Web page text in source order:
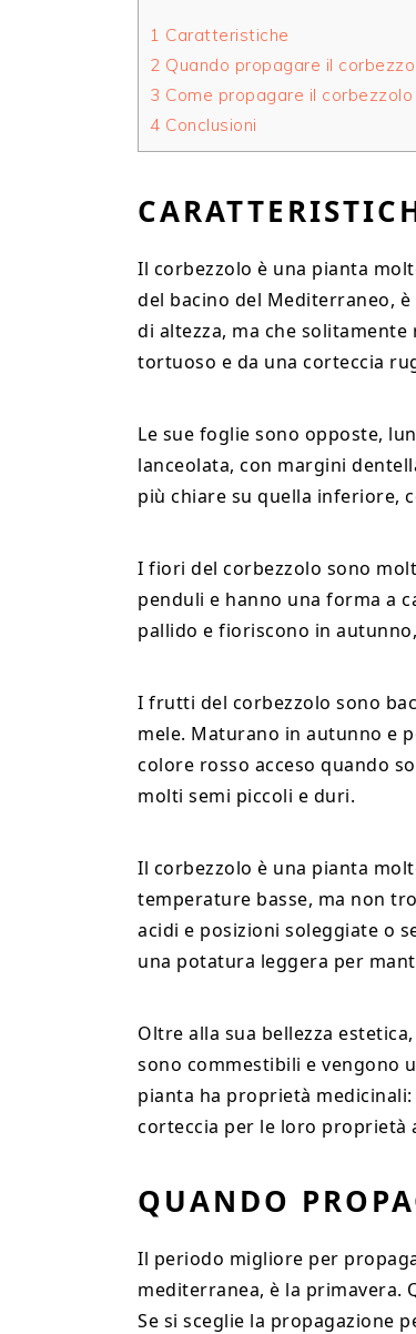
1 Caratteristiche
2 Quando propagare il
3 Come propagare il corbezzolo
4 Conclusioni
Il corbezzolo è una pianta
del bacino del Mediterraneo,
di altezza, ma che
tortuoso e da una corteccia
Le sue foglie sono opposte,
lanceolata, con margini
più chiare su quella inferiore,
I fiori del corbezzolo sono
penduli e hanno una forma a
pallido e fioriscono in
I frutti del corbezzolo sono
mele. Maturano in autunno e
colore rosso acceso quando
molti semi piccoli e duri.
Il corbezzolo è una pianta
temperature basse, ma non
acidi e posizioni soleggiate o
una potatura leggera per
Oltre alla sua bellezza
sono commestibili e vengono
pianta ha proprietà
corteccia per le loro proprietà
QUANDO
Il periodo migliore per
mediterranea, è la primavera.
Se si sceglie la propagazione